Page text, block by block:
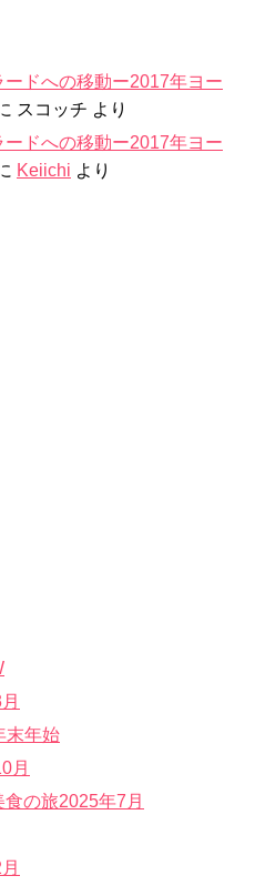
ードへの移動ー2017年ヨー
スコッチ より
ードへの移動ー2017年ヨー
Keiichi より
末年始
月
の旅2025年7月